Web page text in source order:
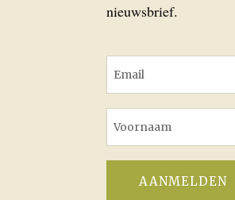
nieuwsbrief.